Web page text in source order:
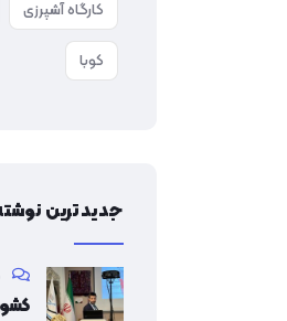
کارگاه آشپرزی
کوبا
جدیدترین